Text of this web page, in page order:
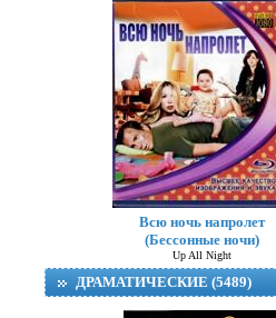
Всю ночь напролет
(Бессонные ночи)
Up All Night
ДРАМАТИЧЕСКИЕ (5489)